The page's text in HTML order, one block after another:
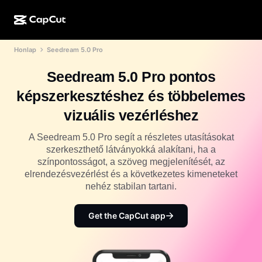
CapCut Online
CapCut Pad
CapCut Mobile
Dreamina AI
MI-alkotás
MI-dizájn
Videóstúdió
MI-videógenerátor
MI-képgenerátor
MI-képminőség-javító
Dreamina Seedance 2.5
Nano Banana Pro
Funkciók
MI-eszközök
Videószerkesztő és -generátor
Képszerkesztő és -generátor
Beszédhang-generátor és -szerkesztő
Felhasználási területek
Ünnepi sablonok
Naptársablonok
Évfordulós sablonok
Névjegy
Közösség
Kezdeményezések
Partnerek
Úttörőprogram
CapCut kreatív campus
Honlap Seedream 5.0 Pro
Seedream 5.0 Pro pontos
képszerkesztéshez és többelemes
vizuális vezérléshez
A Seedream 5.0 Pro segít a részletes utasításokat
szerkeszthető látványokká alakítani, ha a
színpontosságot, a szöveg megjelenítését, az
elrendezésvezérlést és a következetes kimeneteket
nehéz stabilan tartani.
Get the CapCut app